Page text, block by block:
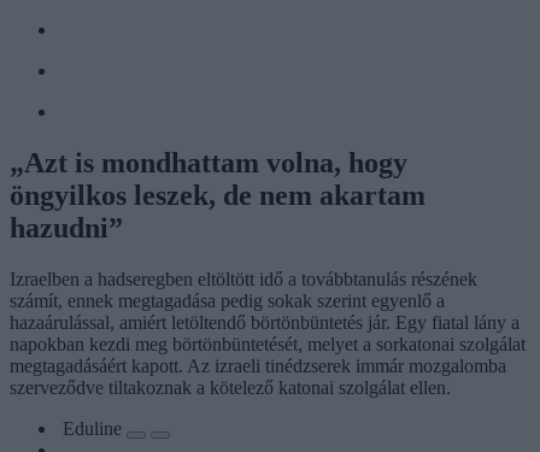
„Azt is mondhattam volna, hogy
öngyilkos leszek, de nem akartam
hazudni”
Izraelben a hadseregben eltöltött idő a továbbtanulás részének
számít, ennek megtagadása pedig sokak szerint egyenlő a
hazaárulással, amiért letöltendő börtönbüntetés jár. Egy fiatal lány a
napokban kezdi meg börtönbüntetését, melyet a sorkatonai szolgálat
megtagadásáért kapott. Az izraeli tinédzserek immár mozgalomba
szerveződve tiltakoznak a kötelező katonai szolgálat ellen.
Eduline